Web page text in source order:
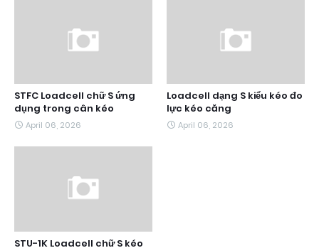
STFC Loadcell chữ S ứng
dụng trong cân kéo
April 06, 2026
Loadcell dạng S kiểu kéo đo
lực kéo căng
April 06, 2026
STU-1K Loadcell chữ S kéo